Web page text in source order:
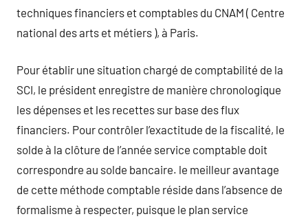
techniques financiers et comptables du CNAM ( Centre
national des arts et métiers ), à Paris.
Pour établir une situation chargé de comptabilité de la
SCI, le président enregistre de manière chronologique
les dépenses et les recettes sur base des flux
financiers. Pour contrôler l’exactitude de la fiscalité, le
solde à la clôture de l’année service comptable doit
correspondre au solde bancaire. le meilleur avantage
de cette méthode comptable réside dans l’absence de
formalisme à respecter, puisque le plan service